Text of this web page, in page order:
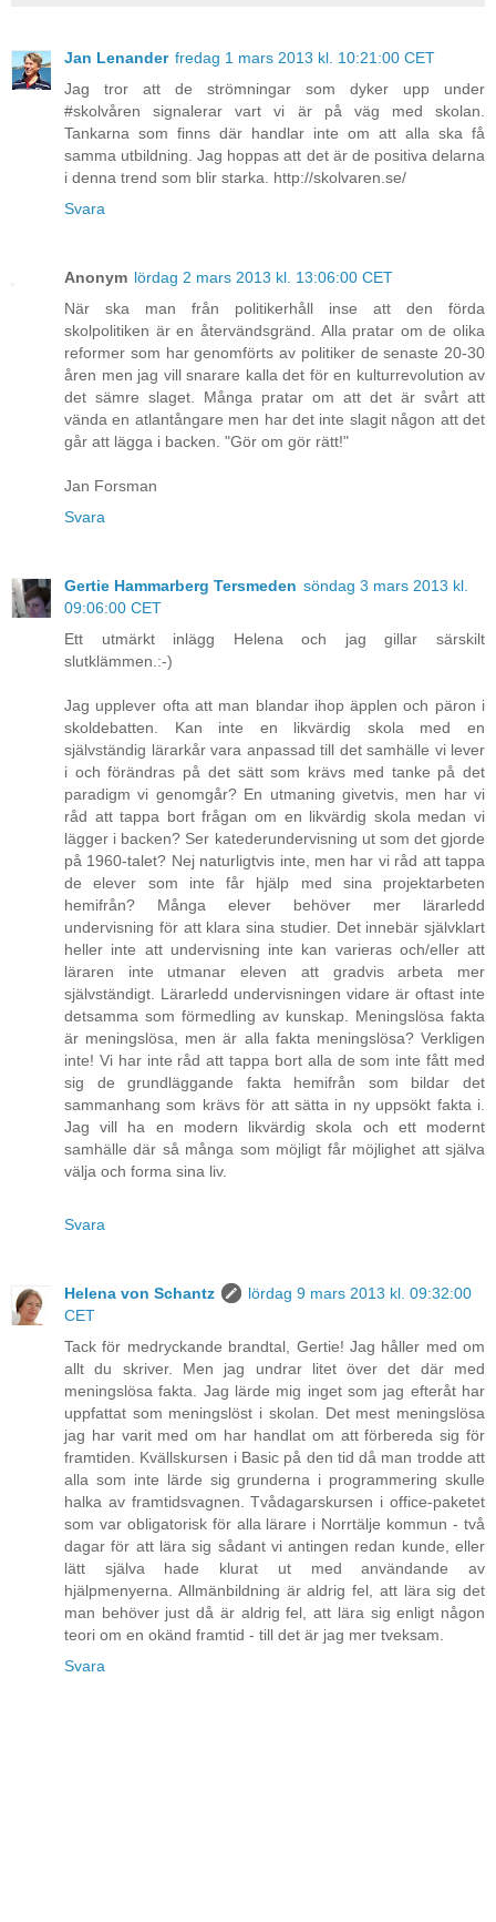
Jan Lenander fredag 1 mars 2013 kl. 10:21:00 CET
Jag tror att de strömningar som dyker upp under
#skolvåren signalerar vart vi är på väg med skolan.
Tankarna som finns där handlar inte om att alla ska få
samma utbildning. Jag hoppas att det är de positiva delarna
i denna trend som blir starka. http://skolvaren.se/
Svara
Anonym lördag 2 mars 2013 kl. 13:06:00 CET
När ska man från politikerhåll inse att den förda
skolpolitiken är en återvändsgränd. Alla pratar om de olika
reformer som har genomförts av politiker de senaste 20-30
åren men jag vill snarare kalla det för en kulturrevolution av
det sämre slaget. Många pratar om att det är svårt att
vända en atlantångare men har det inte slagit någon att det
går att lägga i backen. "Gör om gör rätt!"
Jan Forsman
Svara
Gertie Hammarberg Tersmeden söndag 3 mars 2013 kl.
09:06:00 CET
Ett utmärkt inlägg Helena och jag gillar särskilt
slutklämmen.:-)
Jag upplever ofta att man blandar ihop äpplen och päron i
skoldebatten. Kan inte en likvärdig skola med en
självständig lärarkår vara anpassad till det samhälle vi lever
i och förändras på det sätt som krävs med tanke på det
paradigm vi genomgår? En utmaning givetvis, men har vi
råd att tappa bort frågan om en likvärdig skola medan vi
lägger i backen? Ser katederundervisning ut som det gjorde
på 1960-talet? Nej naturligtvis inte, men har vi råd att tappa
de elever som inte får hjälp med sina projektarbeten
hemifrån? Många elever behöver mer lärarledd
undervisning för att klara sina studier. Det innebär självklart
heller inte att undervisning inte kan varieras och/eller att
läraren inte utmanar eleven att gradvis arbeta mer
självständigt. Lärarledd undervisningen vidare är oftast inte
detsamma som förmedling av kunskap. Meningslösa fakta
är meningslösa, men är alla fakta meningslösa? Verkligen
inte! Vi har inte råd att tappa bort alla de som inte fått med
sig de grundläggande fakta hemifrån som bildar det
sammanhang som krävs för att sätta in ny uppsökt fakta i.
Jag vill ha en modern likvärdig skola och ett modernt
samhälle där så många som möjligt får möjlighet att själva
välja och forma sina liv.
Svara
Helena von Schantz
lördag 9 mars 2013 kl. 09:32:00
CET
Tack för medryckande brandtal, Gertie! Jag håller med om
allt du skriver. Men jag undrar litet över det där med
meningslösa fakta. Jag lärde mig inget som jag efteråt har
uppfattat som meningslöst i skolan. Det mest meningslösa
jag har varit med om har handlat om att förbereda sig för
framtiden. Kvällskursen i Basic på den tid då man trodde att
alla som inte lärde sig grunderna i programmering skulle
halka av framtidsvagnen. Tvådagarskursen i office-paketet
som var obligatorisk för alla lärare i Norrtälje kommun - två
dagar för att lära sig sådant vi antingen redan kunde, eller
lätt själva hade klurat ut med användande av
hjälpmenyerna. Allmänbildning är aldrig fel, att lära sig det
man behöver just då är aldrig fel, att lära sig enligt någon
teori om en okänd framtid - till det är jag mer tveksam.
Svara